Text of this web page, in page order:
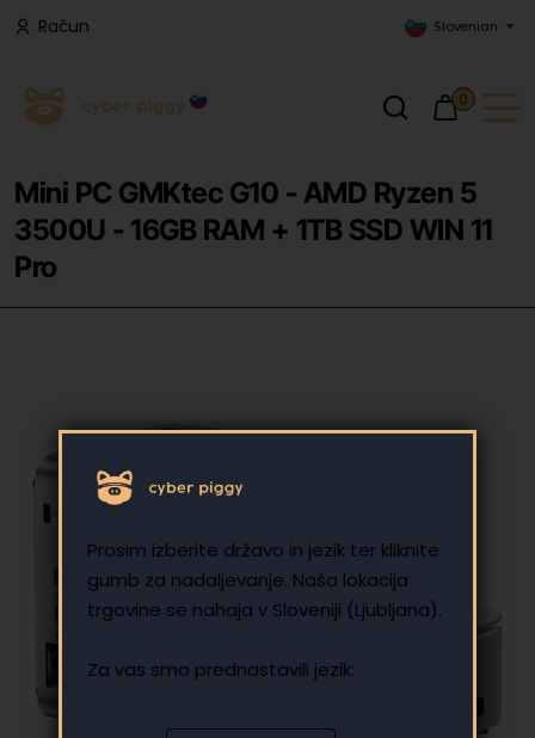
Prosim izberite državo in jezik ter kliknite
gumb za nadaljevanje. Naša lokacija
trgovine se nahaja v Sloveniji (Ljubljana).
Za vas smo prednastavili jezik:
Račun Slovenian
0
Mini PC GMKtec G10 - AMD Ryzen 5
3500U - 16GB RAM + 1TB SSD WIN 11
Pro